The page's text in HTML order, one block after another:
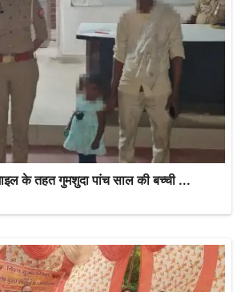
के तहत गुमशुदा पांच साल की बच्ची ...